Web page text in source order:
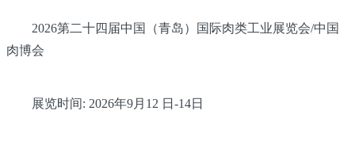
2026第二十四届中国（青岛）国际肉类工业展览会/中国
肉博会
展览时间: 2026年9月12 日-14日